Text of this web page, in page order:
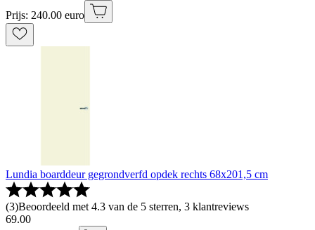
Prijs: 240.00 euro
Lundia boarddeur gegrondverfd opdek rechts 68x201,5 cm
(3)Beoordeeld met 4.3 van de 5 sterren, 3 klantreviews
69.00